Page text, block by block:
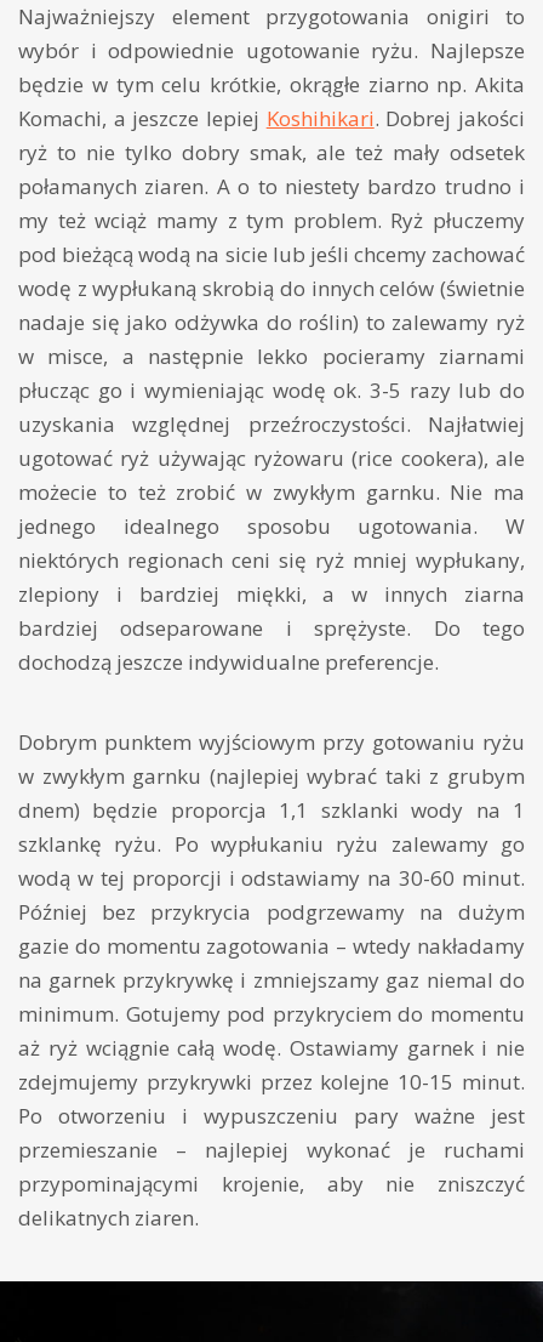
Najważniejszy element przygotowania onigiri to
wybór i odpowiednie ugotowanie ryżu. Najlepsze
będzie w tym celu krótkie, okrągłe ziarno np. Akita
Komachi, a jeszcze lepiej Koshihikari. Dobrej jakości
ryż to nie tylko dobry smak, ale też mały odsetek
połamanych ziaren. A o to niestety bardzo trudno i
my też wciąż mamy z tym problem. Ryż płuczemy
pod bieżącą wodą na sicie lub jeśli chcemy zachować
wodę z wypłukaną skrobią do innych celów (świetnie
nadaje się jako odżywka do roślin) to zalewamy ryż
w misce, a następnie lekko pocieramy ziarnami
płucząc go i wymieniając wodę ok. 3-5 razy lub do
uzyskania względnej przeźroczystości. Najłatwiej
ugotować ryż używając ryżowaru (rice cookera), ale
możecie to też zrobić w zwykłym garnku. Nie ma
jednego idealnego sposobu ugotowania. W
niektórych regionach ceni się ryż mniej wypłukany,
zlepiony i bardziej miękki, a w innych ziarna
bardziej odseparowane i sprężyste. Do tego
dochodzą jeszcze indywidualne preferencje.
Dobrym punktem wyjściowym przy gotowaniu ryżu
w zwykłym garnku (najlepiej wybrać taki z grubym
dnem) będzie proporcja 1,1 szklanki wody na 1
szklankę ryżu. Po wypłukaniu ryżu zalewamy go
wodą w tej proporcji i odstawiamy na 30-60 minut.
Później bez przykrycia podgrzewamy na dużym
gazie do momentu zagotowania – wtedy nakładamy
na garnek przykrywkę i zmniejszamy gaz niemal do
minimum. Gotujemy pod przykryciem do momentu
aż ryż wciągnie całą wodę. Ostawiamy garnek i nie
zdejmujemy przykrywki przez kolejne 10-15 minut.
Po otworzeniu i wypuszczeniu pary ważne jest
przemieszanie – najlepiej wykonać je ruchami
przypominającymi krojenie, aby nie zniszczyć
delikatnych ziaren.